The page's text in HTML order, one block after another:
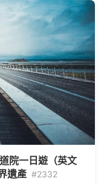
院一日遊（英文
遺產 #2332